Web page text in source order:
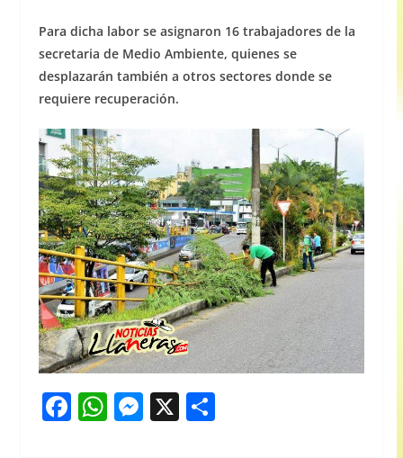
Para dicha labor se asignaron 16 trabajadores de la
secretaria de Medio Ambiente, quienes se
desplazarán también a otros sectores donde se
requiere recuperación.
F W M X S